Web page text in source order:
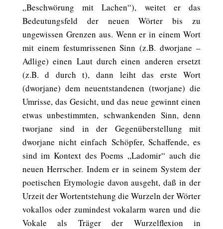
„Beschwörung mit Lachen“), weitet er das
Bedeutungsfeld der neuen Wörter bis zu
ungewissen Grenzen aus. Wenn er in einem Wort
mit einem festumrissenen Sinn (z.B. dworjane –
Adlige) einen Laut durch einen anderen ersetzt
(z.B. d durch t), dann leiht das erste Wort
(dworjane) dem neuentstandenen (tworjane) die
Umrisse, das Gesicht, und das neue gewinnt einen
etwas unbestimmten, schwankenden Sinn, denn
tworjane sind in der Gegenüberstellung mit
dworjane nicht einfach Schöpfer, Schaffende, es
sind im Kontext des Poems „Ladomir“ auch die
neuen Herrscher. Indem er in seinem System der
poetischen Etymologie davon ausgeht, daß in der
Urzeit der Wortentstehung die Wurzeln der Wörter
vokallos oder zumindest vokalarm waren und die
Vokale als Träger der Wurzelflexion in